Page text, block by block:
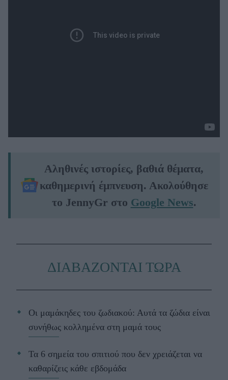
Αληθινές ιστορίες, βαθιά θέματα,
καθημερινή έμπνευση. Ακολούθησε
το JennyGr στο Google News.
ΔΙΑΒΑΖΟΝΤΑΙ ΤΩΡΑ
Οι μαμάκηδες του ζωδιακού: Αυτά τα ζώδια είναι
συνήθως κολλημένα στη μαμά τους
Τα 6 σημεία του σπιτιού που δεν χρειάζεται να
καθαρίζεις κάθε εβδομάδα